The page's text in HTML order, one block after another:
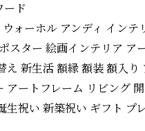
ド
ウォーホル アンディ インテ
スター 絵画インテリア ア
え 新生活 額縁 額装 額入り
アートフレーム リビング
生祝い 新築祝い ギフト プ